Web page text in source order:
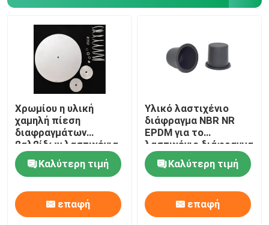
Χρωμίου η υλική
χαμηλή πίεση
διαφραγμάτων
βαλβίδων λαστιχένια
βγάζει από τη θέση
που ήταν τις
εξαρτήσεις
Diaphrgams βαλβίδων
Καλύτερη τιμή
επαφή
Υλικό λαστιχένιο
διάφραγμα NBR NR
EPDM για το
λαστιχένιο διάφραγμα
εξαρτήσεων
αεροφρένων
Καλύτερη τιμή
επαφή